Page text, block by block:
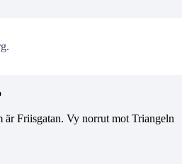
är Friisgatan. Vy norrut mot Triangeln